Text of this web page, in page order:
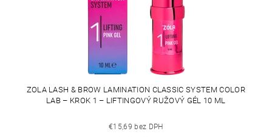
ZOLA LASH & BROW LAMINATION CLASSIC SYSTEM COLOR
LAB – KROK 1 – LIFTINGOVÝ RUŽOVÝ GÉL 10 ML
€15,69 bez DPH